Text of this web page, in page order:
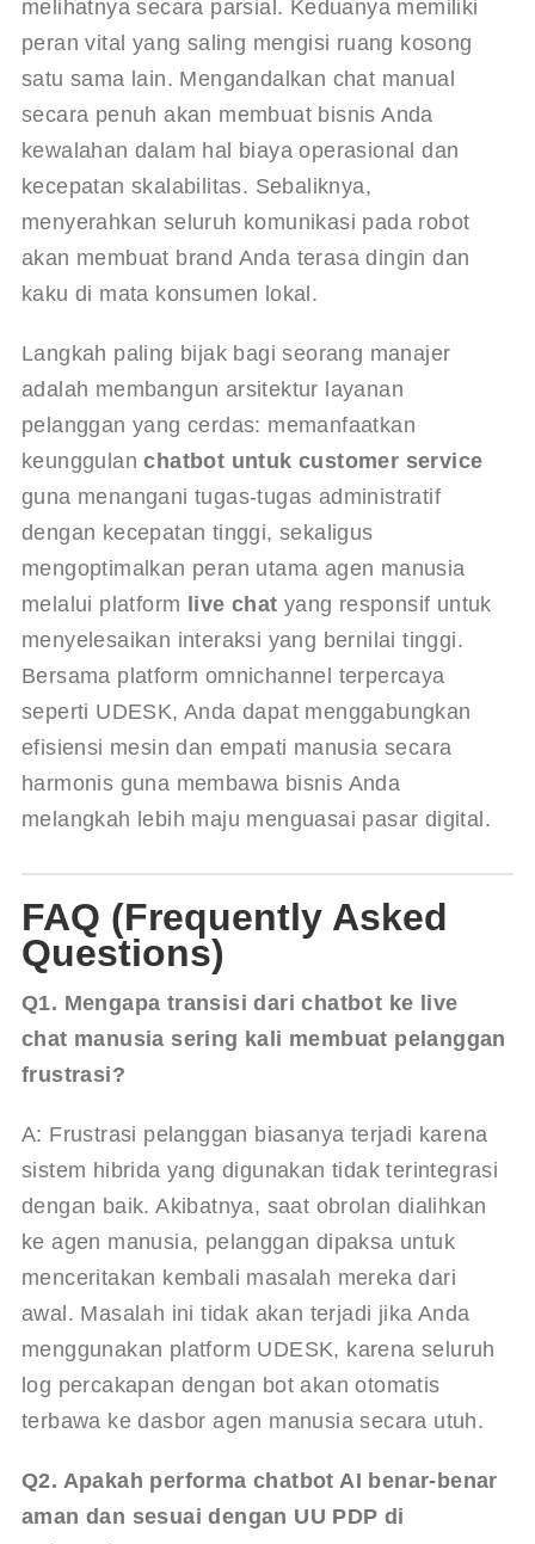
melihatnya secara parsial. Keduanya memiliki
peran vital yang saling mengisi ruang kosong
satu sama lain. Mengandalkan chat manual
secara penuh akan membuat bisnis Anda
kewalahan dalam hal biaya operasional dan
kecepatan skalabilitas. Sebaliknya,
menyerahkan seluruh komunikasi pada robot
akan membuat brand Anda terasa dingin dan
kaku di mata konsumen lokal.
Langkah paling bijak bagi seorang manajer
adalah membangun arsitektur layanan
pelanggan yang cerdas: memanfaatkan
keunggulan chatbot untuk customer service
guna menangani tugas-tugas administratif
dengan kecepatan tinggi, sekaligus
mengoptimalkan peran utama agen manusia
melalui platform
live chat yang responsif untuk
menyelesaikan interaksi yang bernilai tinggi.
Bersama platform omnichannel terpercaya
seperti UDESK, Anda dapat menggabungkan
efisiensi mesin dan empati manusia secara
harmonis guna membawa bisnis Anda
melangkah lebih maju menguasai pasar digital.
FAQ (Frequently Asked
Questions)
Q1. Mengapa transisi dari chatbot ke live
chat manusia sering kali membuat pelanggan
frustrasi?
A: Frustrasi pelanggan biasanya terjadi karena
sistem hibrida yang digunakan tidak terintegrasi
dengan baik. Akibatnya, saat obrolan dialihkan
ke agen manusia, pelanggan dipaksa untuk
menceritakan kembali masalah mereka dari
awal. Masalah ini tidak akan terjadi jika Anda
menggunakan platform UDESK, karena seluruh
log percakapan dengan bot akan otomatis
terbawa ke dasbor agen manusia secara utuh.
Q2. Apakah performa chatbot AI benar-benar
aman dan sesuai dengan UU PDP di